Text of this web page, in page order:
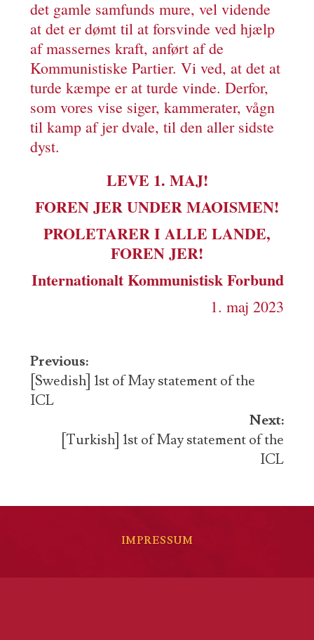
det gamle samfunds mure, vel vidende
at det er dømt til at forsvinde ved hjælp
af massernes kraft, anført af de
Kommunistiske Partier. Vi ved, at det at
turde kæmpe er at turde vinde. Derfor,
som vores vise siger, kammerater, vågn
til kamp af jer dvale, til den aller sidste
dyst.
LEVE 1. MAJ!
FOREN JER UNDER MAOISMEN!
PROLETARER I ALLE LANDE,
FOREN JER!
Internationalt Kommunistisk Forbund
1. maj 2023
Post
navigation
Previous:
[Swedish] 1st of May statement of the
ICL
Next:
[Turkish] 1st of May statement of the
ICL
IMPRESSUM